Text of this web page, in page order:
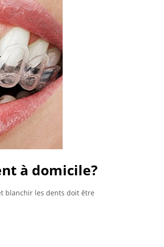
à domicile?
blanchir les dents doit être